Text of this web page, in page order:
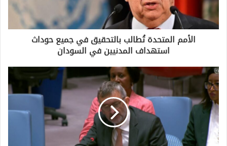
الأمم المتحدة تُطالب بالتحقيق في جميع حوداث
استهداف المدنيين في السودان